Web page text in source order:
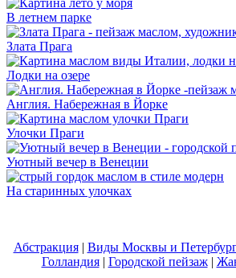
В летнем парке
Злата Прага
Лодки на озере
Англия. Набережная в Йорке
Улочки Праги
Уютный вечер в Венеции
На старинных улочках
Абстракция| Виды Москвы и
Голландия| Городской пейзаж|